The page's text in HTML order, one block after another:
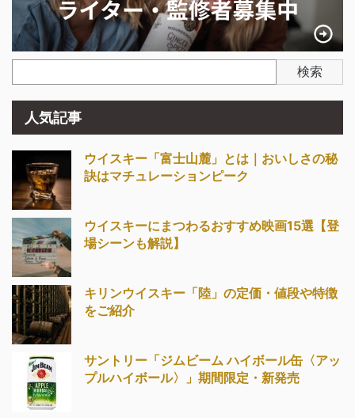
検索
人気記事
ウイスキー「富士山麓」とは｜おいしさの秘
訣はマチュレーションピーク
ウイスキーにまつわるおすすめ映画15選【登
場シーンも解説】
キリンウイスキー「陸」の定価・値段や特徴
をご紹介
サントリー「ジムビーム ハイボール缶〈アッ
プルハイボール〉」期間限定・新発売